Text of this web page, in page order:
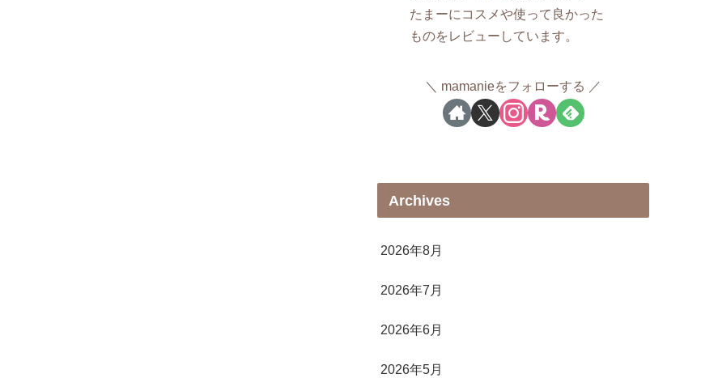
たまーにコスメや使って良かった
ものをレビューしています。
mamanieをフォローする
Archives
2026年8月
2026年7月
2026年6月
2026年5月